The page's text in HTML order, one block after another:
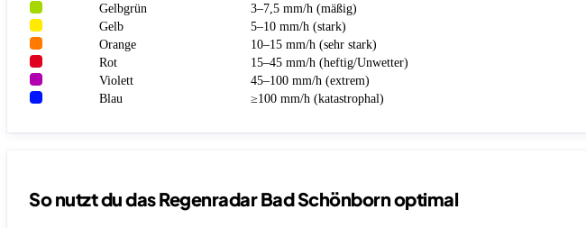
Gelbgrün
3–7,5 mm/h (mäßig)
Gelb
5–10 mm/h (stark)
Orange
10–15 mm/h (sehr stark)
Rot
15–45 mm/h (heftig/Unwetter)
Violett
45–100 mm/h (extrem)
Blau
≥100 mm/h (katastrophal)
So nutzt du das Regenradar Bad Schönborn optimal